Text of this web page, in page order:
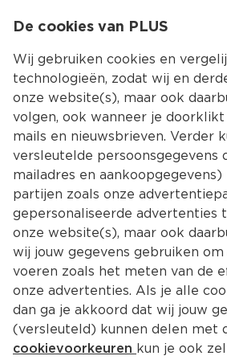
De cookies van PLUS
Wij gebruiken cookies en
technologieën, zodat wij en
onze website(s), maar ook
volgen, ook wanneer je doorklikt
mails en nieuwsbrieven. Verder
versleutelde persoonsgegevens
mailadres en
partijen zoals onze
gepersonaliseerde advertenties
onze website(s), maar ook
wij jouw gegevens gebruiken
voeren zoals het meten van de
onze advertenties. Als je alle
dan ga je akkoord dat wij jouw
(versleuteld) kunnen delen met
cookievoorkeuren kun je ook